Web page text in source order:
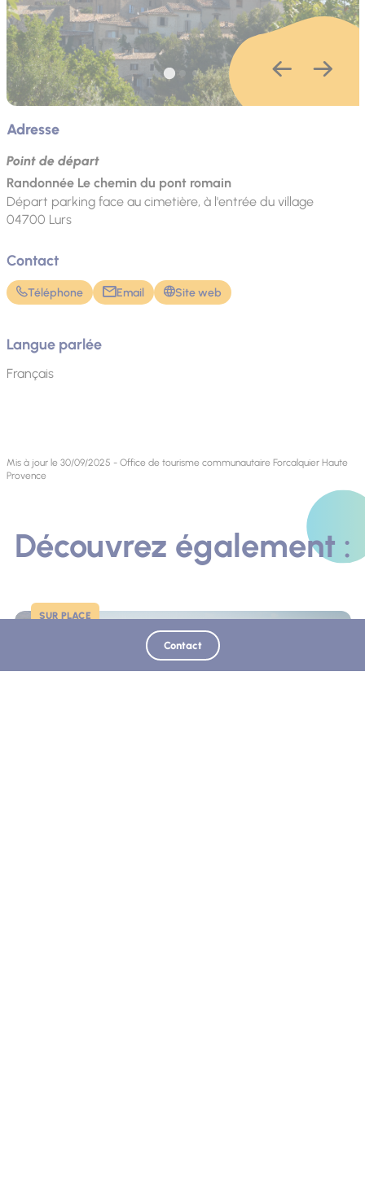
Adresse
Point de départ
Randonnée Le chemin du pont romain
Départ parking face au cimetière, à l'entrée du village
04700 Lurs
Contact
Téléphone Email Site web
Langue parlée
Français
Mis à jour le 30/09/2025 - Office de tourisme communautaire Forcalquier Haute
Provence
Découvrez également :
PhotoSUR PLACE
Contact